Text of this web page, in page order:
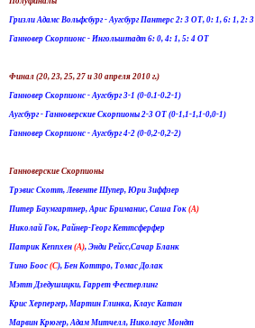
Гризли Адамс Вольфсбург - Аугсбург Пантерс 2: 3 ОТ, 0: 1, 6: 1, 2: 3
Ганновер Скорпионс - Ингольштадт 6: 0, 4: 1, 5: 4 ОТ
Финал (20, 23, 25, 27 и 30 апреля 2010 г.)
Ганновер Скорпионс - Аугсбург 3-1 (0-0.1-0.2-1)
Аугсбург - Ганноверские Скорпионы 2-3 ОТ (0-1,1-1,1-0,0-1)
Ганновер Скорпионс - Аугсбург 4-2 (0-0,2-0,2-2)
Ганноверские Скорпионы
Трэвис Скотт, Левенте Шупер, Юри Зиффзер
Питер Баумгартнер, Арис Бриманис, Саша Гок (A)
Николай Гок, Райнер-Георг Кеттсферфер
Патрик Кеппхен (A), Энди Рейсс,Сачар Бланк
Тино Боос (С), Бен Коттро, Томас Долак
Мэтт Дзедушицки, Гаррет Фестерлинг
Крис Херпергер, Мартин Глинка, Клаус Катан
Марвин Крюгер, Адам Митчелл, Николаус Мондт